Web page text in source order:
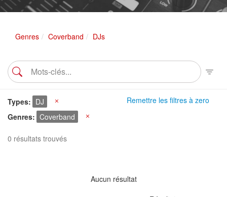
Genres Coverband DJs
Remettre les filtres à zero
Types DJ
Genres
Coverband
0 résultats trouvés
Aucun résultat